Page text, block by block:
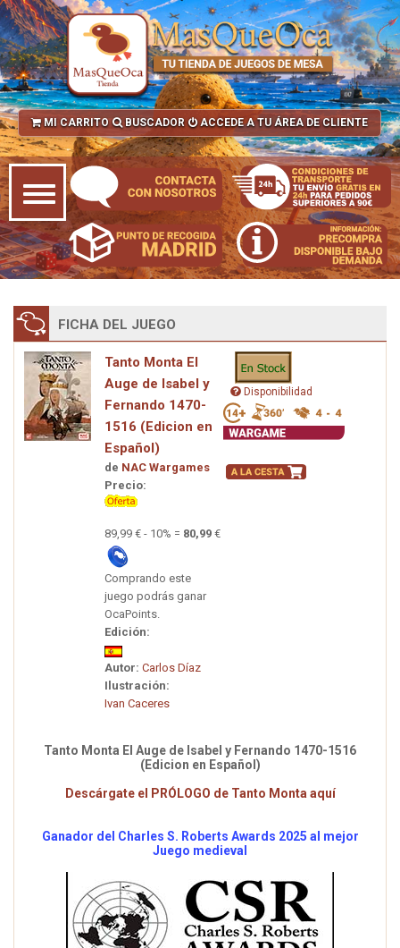
MI CARRITO BUSCADOR ACCEDE A TU ÁREA DE CLIENTE
FICHA DEL JUEGO
Tanto Monta El
Auge de Isabel y
Fernando 1470-
1516 (Edicion en
Español)
de NAC Wargames
Precio:
89,99 € - 10% = 80,99 €
Comprando este
juego podrás ganar
OcaPoints.
Edición:
Autor: Carlos Díaz
Ilustración:
Ivan Caceres
Disponibilidad
Tanto Monta El Auge de Isabel y Fernando 1470-1516
(Edicion en Español)
Descárgate el PRÓLOGO de Tanto Monta aquí
Ganador del Charles S. Roberts Awards 2025 al mejor
Juego medieval